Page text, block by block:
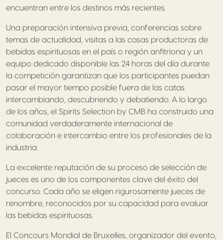
encuentran entre los destinos más recientes.
Una preparación intensiva previa, conferencias sobre
temas de actualidad, visitas a las casas productoras de
bebidas espirituosas en el país o región anfitriona y un
equipo dedicado disponible las 24 horas del día durante
la competición garantizan que los participantes puedan
pasar el mayor tiempo posible fuera de las catas
intercambiando, descubriendo y debatiendo. A lo largo
de los años, el Spirits Selection by CMB ha construido una
comunidad verdaderamente internacional de
colaboración e intercambio entre los profesionales de la
industria.
La excelente reputación de su proceso de selección de
jueces es uno de los componentes clave del éxito del
concurso. Cada año se eligen rigurosamente jueces de
renombre, reconocidos por su capacidad para evaluar
las bebidas espirituosas.
El Concours Mondial de Bruxelles, organizador del evento,